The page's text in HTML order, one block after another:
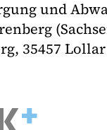
und
35457 Lollar